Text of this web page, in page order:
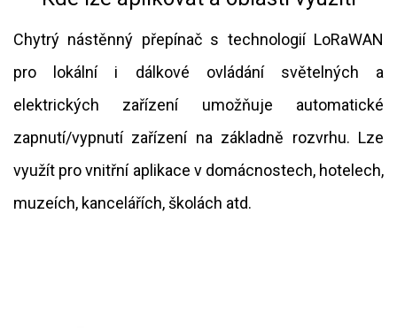
Chytrý nástěnný přepínač s technologií LoRaWAN
pro lokální i dálkové ovládání světelných a
elektrických zařízení umožňuje automatické
zapnutí/vypnutí zařízení na základně rozvrhu. Lze
využít pro vnitřní aplikace v domácnostech, hotelech,
muzeích, kancelářích, školách atd.